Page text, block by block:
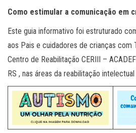
Como estimular a comunicação em
Este guia informativo foi estruturado
aos Pais e cuidadores de crianças com
Centro de Reabilitação CERIII –
RS , nas áreas da reabilitação